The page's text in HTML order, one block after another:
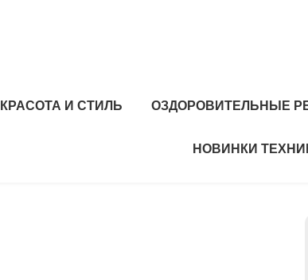
КРАСОТА И СТИЛЬ ОЗДОРОВИТЕЛЬНЫЕ
НОВИНКИ